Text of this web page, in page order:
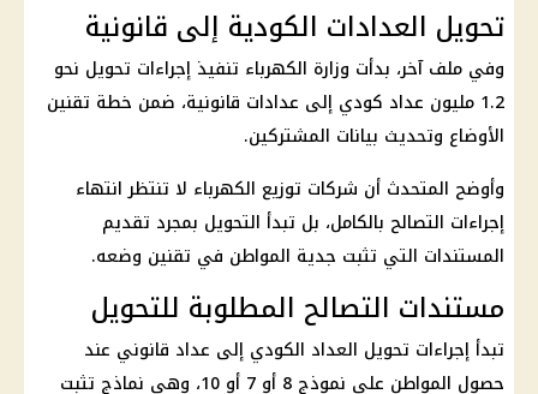
تحويل العدادات الكودية إلى قانونية
وفي ملف آخر، بدأت وزارة الكهرباء تنفيذ إجراءات تحويل نحو
1.2 مليون
عداد كودي إلى عدادات قانونية، ضمن خطة تقنين
الأوضاع وتحديث بيانات المشتركين.
وأوضح المتحدث أن شركات توزيع الكهرباء لا تنتظر انتهاء
إجراءات التصالح بالكامل، بل تبدأ التحويل بمجرد تقديم
المستندات التي تثبت جدية المواطن في تقنين وضعه.
مستندات التصالح المطلوبة للتحويل
تبدأ إجراءات تحويل العداد الكودي إلى عداد قانوني عند
حصول المواطن على نموذج 8 أو 7 أو 10، وهي نماذج تثبت